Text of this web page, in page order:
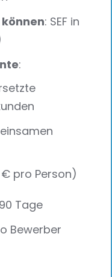
: SEF in
:
pro Person)
Tage
Bewerber